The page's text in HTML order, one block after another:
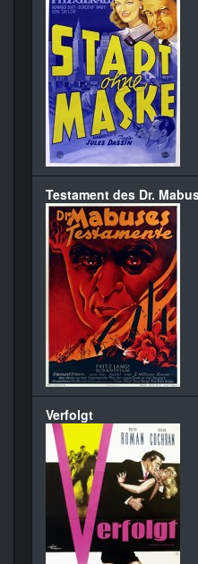
Testament des Dr.
Verfolgt